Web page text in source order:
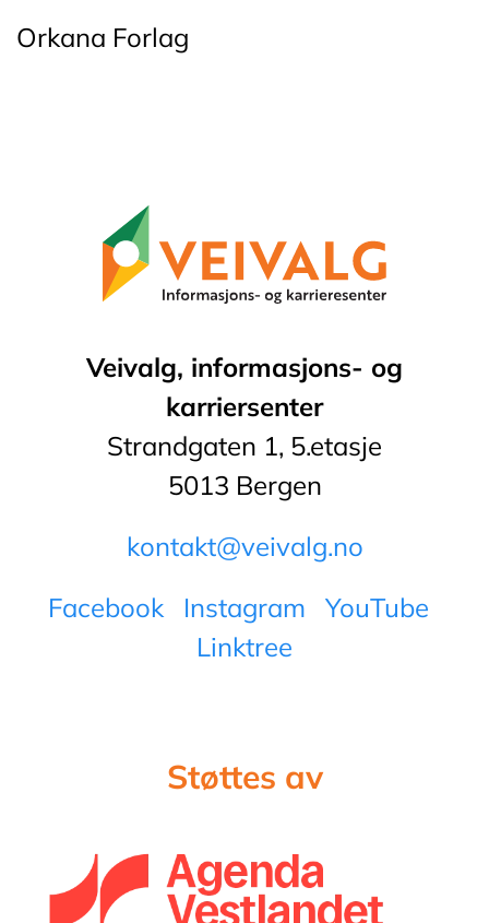
Orkana Forlag
Veivalg, informasjons- og
karriersenter
Strandgaten 1, 5.etasje
5013 Bergen
kontakt@veivalg.no
Facebook Instagram YouTube
Linktree
Støttes av